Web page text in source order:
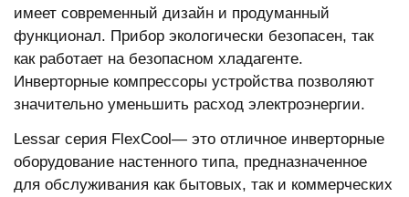
имеет современный дизайн и продуманный
функционал. Прибор экологически безопасен, так
как работает на безопасном хладагенте.
Инверторные компрессоры устройства позволяют
значительно уменьшить расход электроэнергии.
Lessar серия FlexCool— это отличное инверторные
оборудование настенного типа, предназначенное
для обслуживания как бытовых, так и коммерческих